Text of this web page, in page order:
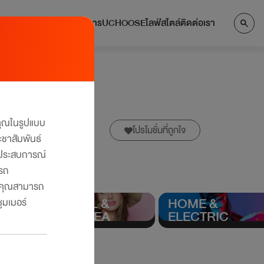
บริการUCHOOSEไลฟ์สไตล์ติดต่อเรา
โปรโมชั่นที่ถูกใจ
ซ็นทรัล ทั่ว
TRAVEL &
OVERSEA
HOME &
ELECTRIC
ณในรูปแบบ
ชาสัมพันธ์
ระสบการณ์
ถ
ณสามารถ
เมอร์